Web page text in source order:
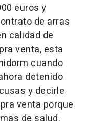
euros y
de arras
calidad de
venta, esta
cuando
detenido
y decirle
venta porque
de salud.